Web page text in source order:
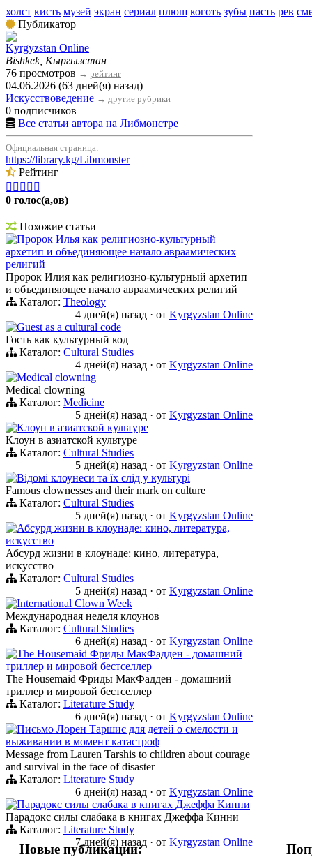
холст кисть музей экран сериал плюш коготь зубы пасть рев
Публикатор
Kyrgyzstan Online
Bishkek, Кыргызстан
76 просмотров → рейтинг
04.06.2026 (63 дней(я) назад)
Искусствоведение → другие рубрики
0 подписчиков
Все статьи автора на Либмонстре
Официальная страница:
https://library.kg/Libmonster
Рейтинг
    
0 голос(а,ов)
Похожие статьи
Пророк Илья как религиозно-культурный
архетип и объединяющее начало авраамических
религий
Пророк Илия как религиозно-культурный архетип
и объединяющее начало авраамических религий
Каталог: Theology
4 дней(я) назад · от Kyrgyzstan Online
Guest as a cultural code
Гость как культурный код
Каталог: Cultural Studies
4 дней(я) назад · от Kyrgyzstan Online
Medical clowning
Medical clowning
Каталог: Medicine
5 дней(я) назад · от Kyrgyzstan Online
Клоун в азиатской культуре
Клоун в азиатской культуре
Каталог: Cultural Studies
5 дней(я) назад · от Kyrgyzstan Online
Відомі клоунеси та їх слід у культурі
Famous clownesses and their mark on culture
Каталог: Cultural Studies
5 дней(я) назад · от Kyrgyzstan Online
Абсурд жизни в клоунаде: кино, литература,
искусство
Абсурд жизни в клоунаде: кино, литература,
искусство
Каталог: Cultural Studies
5 дней(я) назад · от Kyrgyzstan Online
International Clown Week
Международная неделя клоунов
Каталог: Cultural Studies
6 дней(я) назад · от Kyrgyzstan Online
The Housemaid Фриды МакФадден - домашний
триллер и мировой бестселлер
The Housemaid Фриды МакФадден - домашний
триллер и мировой бестселлер
Каталог: Literature Study
6 дней(я) назад · от Kyrgyzstan Online
Письмо Лорен Таршис для детей о смелости и
выживании в момент катастроф
Message from Lauren Tarshis to children about courage
and survival in the face of disaster
Каталог: Literature Study
6 дней(я) назад · от Kyrgyzstan Online
Парадокс силы слабака в книгах Джеффа Кинни
Парадокс силы слабака в книгах Джеффа Кинни
Каталог: Literature Study
7 дней(я) назад · от Kyrgyzstan Online
Новые публикации: